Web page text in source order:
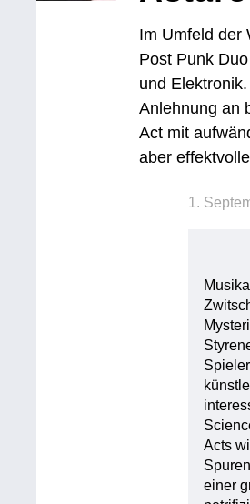
Im Umfeld der
Post Punk
und
Anlehnung an
Act mit
aber
1.
Acts
einer